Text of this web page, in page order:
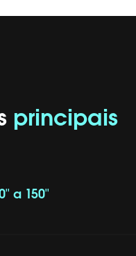
principais
a 150''